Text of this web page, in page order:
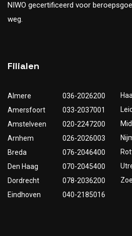
NIWO gecertificeerd voor
weg.
Filialen
Almere
036-2026200
Amersfoort
033-2037001
Amstelveen
020-2247200
Arnhem
026-2026003
Breda
076-2046400
Den Haag
070-2045400
Dordrecht
078-2036200
Eindhoven
040-2185016